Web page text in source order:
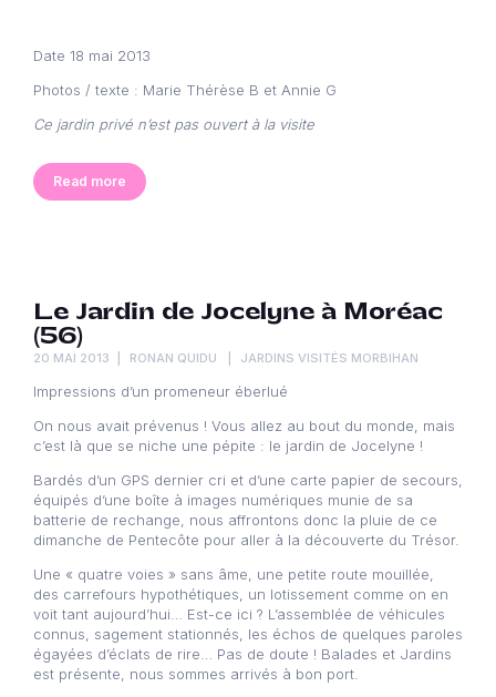
Date 18 mai 2013
Photos / texte : Marie Thérèse B et Annie G
Ce jardin privé n’est pas ouvert à la visite
Read more
Le Jardin de Jocelyne à Moréac
(56)
20 MAI 2013 RONAN QUIDU JARDINS VISITÉS MORBIHAN
Impressions d’un promeneur éberlué
On nous avait prévenus ! Vous allez au bout du monde, mais
c’est là que se niche une pépite : le jardin de Jocelyne !
Bardés d’un GPS dernier cri et d’une carte papier de secours,
équipés d’une boîte à images numériques munie de sa
batterie de rechange, nous affrontons donc la pluie de ce
dimanche de Pentecôte pour aller à la découverte du Trésor.
Une « quatre voies » sans âme, une petite route mouillée,
des carrefours hypothétiques, un lotissement comme on en
voit tant aujourd’hui… Est-ce ici ? L’assemblée de véhicules
connus, sagement stationnés, les échos de quelques paroles
égayées d’éclats de rire… Pas de doute ! Balades et Jardins
est présente, nous sommes arrivés à bon port.